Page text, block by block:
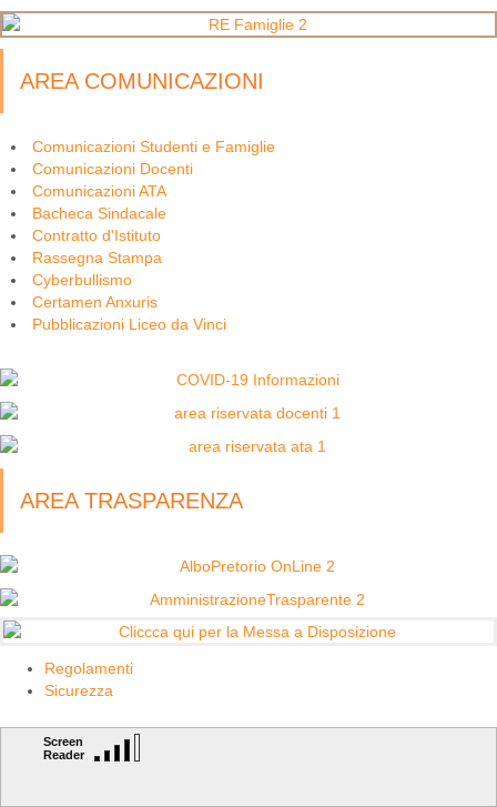
AREA COMUNICAZIONI
Comunicazioni Studenti e Famiglie
Comunicazioni Docenti
Comunicazioni ATA
Bacheca Sindacale
Contratto d'Istituto
Rassegna Stampa
Cyberbullismo
Certamen Anxuris
Pubblicazioni Liceo da Vinci
AREA TRASPARENZA
Regolamenti
Sicurezza
Screen
Reader